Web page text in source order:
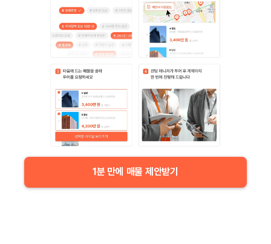
1분 만에 매물 제안받기